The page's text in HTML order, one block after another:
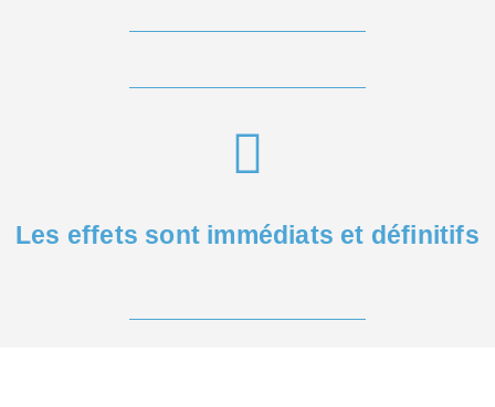
Les effets sont immédiats et définitifs